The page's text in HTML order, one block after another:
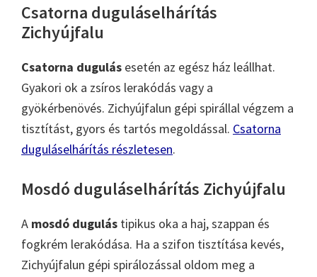
Csatorna duguláselhárítás
Zichyújfalu
Csatorna dugulás esetén az egész ház leállhat.
Gyakori ok a zsíros lerakódás vagy a
gyökérbenövés. Zichyújfalun gépi spirállal végzem a
tisztítást, gyors és tartós megoldással. Csatorna
duguláselhárítás részletesen.
Mosdó duguláselhárítás Zichyújfalu
A mosdó dugulás tipikus oka a haj, szappan és
fogkrém lerakódása. Ha a szifon tisztítása kevés,
Zichyújfalun gépi spirálozással oldom meg a